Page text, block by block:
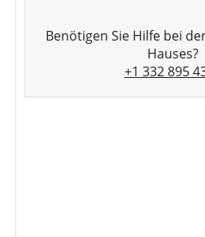
Benötigen Sie Hilfe bei
Hauses?
+1 332 895